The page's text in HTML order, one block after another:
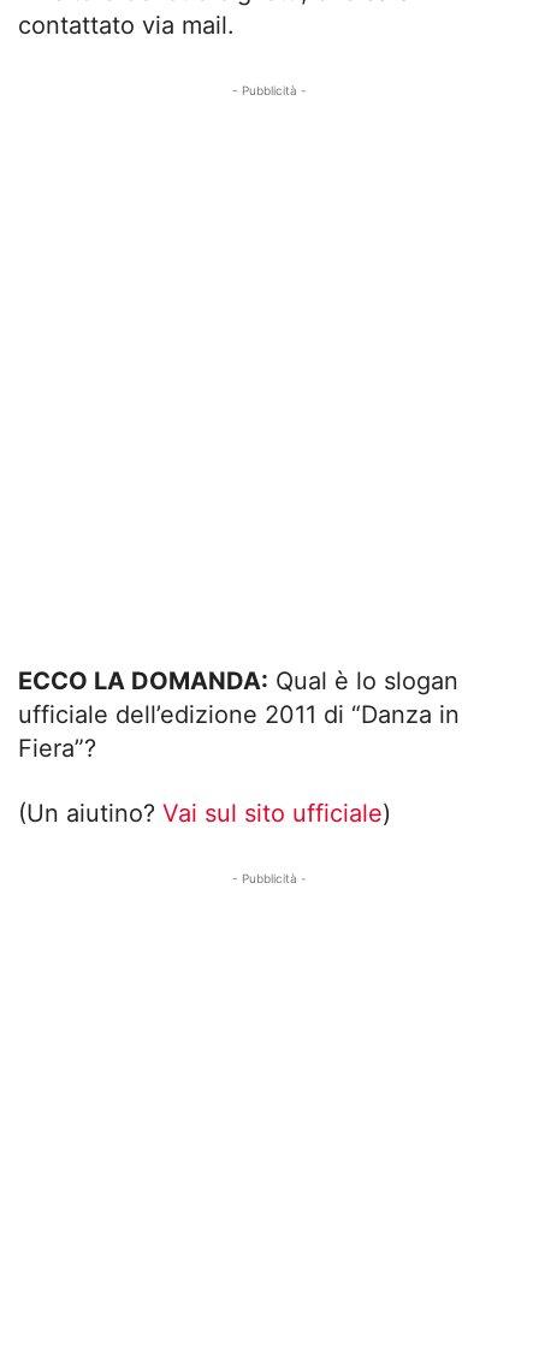
contattato via mail.
- Pubblicità -
ECCO LA DOMANDA: Qual è lo slogan
ufficiale dell’edizione 2011 di “Danza in
Fiera”?
(Un aiutino? Vai sul sito ufficiale)
- Pubblicità -